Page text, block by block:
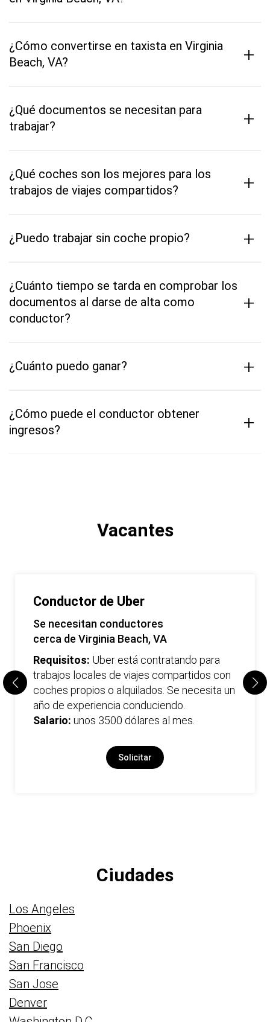
¿Cómo convertirse en taxista en Virginia
Beach, VA?
+
¿Qué documentos se necesitan para
trabajar?
+
¿Qué coches son los mejores para los
trabajos de viajes compartidos?
+
¿Puedo trabajar sin coche propio? +
¿Cuánto tiempo se tarda en comprobar los
documentos al darse de alta como
conductor?
+
¿Cuánto puedo ganar? +
¿Cómo puede el conductor obtener
ingresos?
+
Vacantes
Conductor de Uber
Se necesitan conductores
cerca de Virginia Beach, VA
Requisitos: Uber está contratando para
trabajos locales de viajes compartidos con
coches propios o alquilados. Se necesita un
año de experiencia conduciendo.
Salario: unos 3500 dólares al mes.
Solicitar
Ciudades
Los Angeles
Phoenix
San Diego
San Francisco
San Jose
Denver